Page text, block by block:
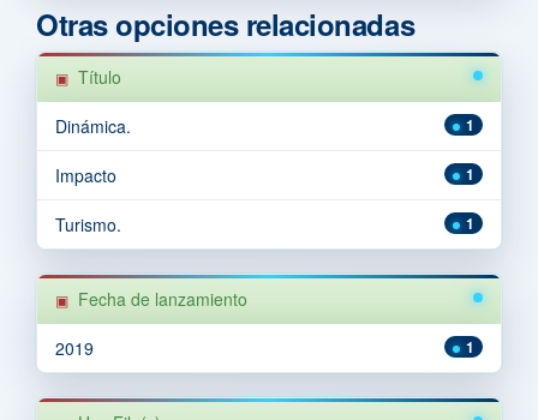
Otras opciones relacionadas
Título
1
Dinámica.
1
Impacto
1
Turismo.
Fecha de lanzamiento
1
2019